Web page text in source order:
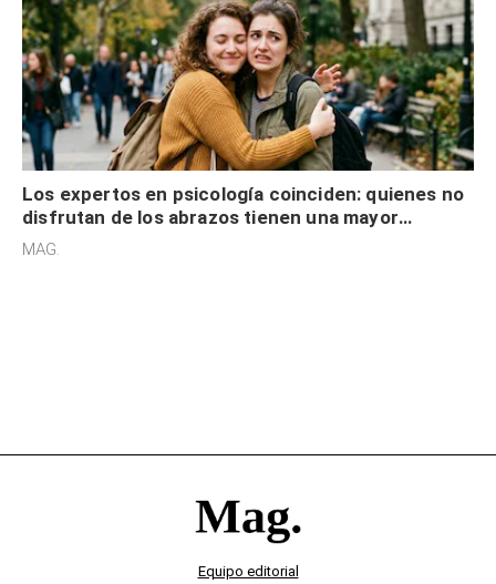
Los expertos en psicología coinciden: quienes no
disfrutan de los abrazos tienen una mayor
sensibilidad a los estímulos físicos y no es por
MAG.
Equipo editorial